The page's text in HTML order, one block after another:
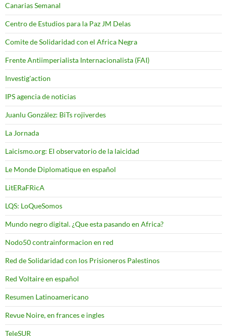
Canarias Semanal
Centro de Estudios para la Paz JM Delas
Comite de Solidaridad con el Africa Negra
Frente Antiimperialista Internacionalista (FAI)
Investig'action
IPS agencia de noticias
Juanlu González: BiTs rojiverdes
La Jornada
Laicismo.org: El observatorio de la laicidad
Le Monde Diplomatique en español
LitERaFRicA
LQS: LoQueSomos
Mundo negro digital. ¿Que esta pasando en Africa?
Nodo50 contrainformacion en red
Red de Solidaridad con los Prisioneros Palestinos
Red Voltaire en español
Resumen Latinoamericano
Revue Noire, en frances e ingles
TeleSUR